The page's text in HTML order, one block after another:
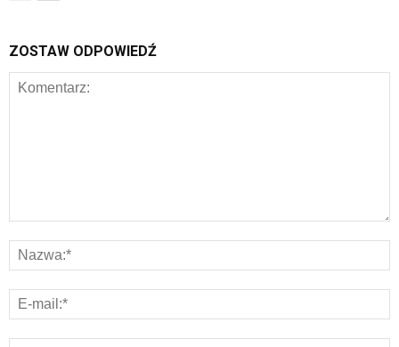
ZOSTAW ODPOWIEDŹ